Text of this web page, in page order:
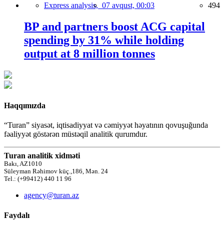
Express analysis, 07 avqust, 00:03 494
BP and partners boost ACG capital
spending by 31% while holding
output at 8 million tonnes
Haqqımızda
“Turan” siyasət, iqtisadiyyat və cəmiyyət həyatının qovuşuğunda
fəaliyyət göstərən müstəqil analitik qurumdur.
Turan analitik xidməti
Bakı, AZ1010
Süleyman Rəhimov küç.,186, Mən. 24
Tel.: (+99412) 440 11 96
agency@turan.az
Faydalı